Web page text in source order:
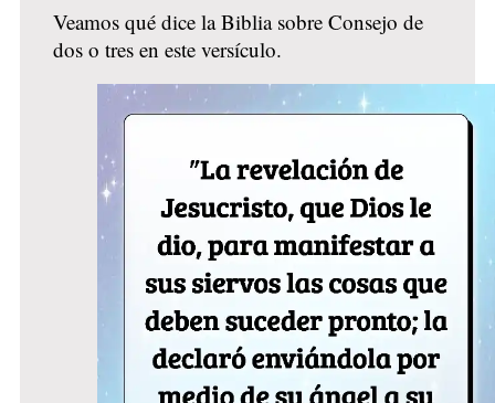
Veamos qué dice la Biblia sobre Consejo de
dos o tres en este versículo.